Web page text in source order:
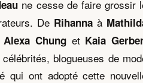
ne cesse de faire grossir
De Rihanna à
Alexa Chunget Kaia
blogueuses de
qui ont adopté cette